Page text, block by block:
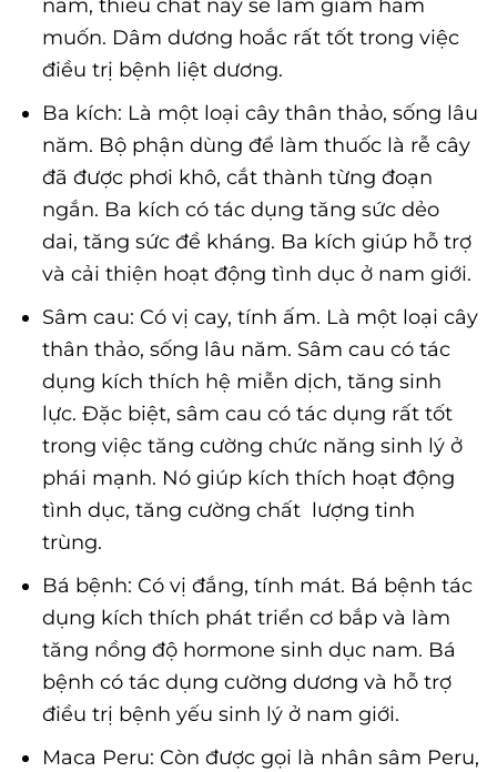
nam, thiếu chất này sẽ làm giảm ham
muốn. Dâm dương hoắc rất tốt trong việc
điều trị bệnh liệt dương.
Ba kích: Là một loại cây thân thảo, sống lâu
năm. Bộ phận dùng để làm thuốc là rễ cây
đã được phơi khô, cắt thành từng đoạn
ngắn. Ba kích có tác dụng tăng sức dẻo
dai, tăng sức đề kháng. Ba kích giúp hỗ trợ
và cải thiện hoạt động tình dục ở nam giới.
Sâm cau: Có vị cay, tính ấm. Là một loại cây
thân thảo, sống lâu năm. Sâm cau có tác
dụng kích thích hệ miễn dịch, tăng sinh
lực. Đặc biệt, sâm cau có tác dụng rất tốt
trong việc tăng cường chức năng sinh lý ở
phái mạnh. Nó giúp kích thích hoạt động
tình dục, tăng cường chất lượng tinh
trùng.
Bá bệnh: Có vị đắng, tính mát. Bá bệnh tác
dụng kích thích phát triển cơ bắp và làm
tăng nồng độ hormone sinh dục nam. Bá
bệnh có tác dụng cường dương và hỗ trợ
điều trị bệnh yếu sinh lý ở nam giới.
Maca Peru: Còn được gọi là nhân sâm Peru,